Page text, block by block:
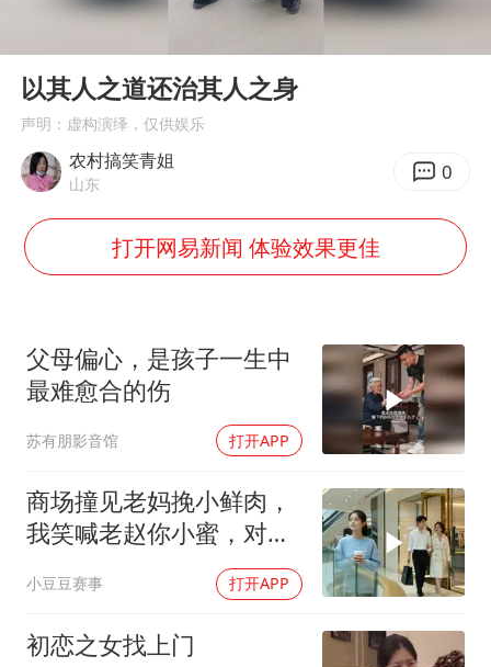
上海全力守护市民“菜篮子”
猫咪过火把节被抹成黑猫
云南一男子胃中取出180颗铁钉
曹颖儿子首次演长剧
总书记点赞的非遗苗绣焕发新生机
Play
以其人之道还治其人之身
声明：虚构演绎，仅供娱乐
农村搞笑青姐
山东 0
打开网易新闻 体验效果更佳
父母偏心，是孩子一生中
最难愈合的伤
苏有朋影音馆 打开APP
商场撞见老妈挽小鲜肉，
我笑喊老赵你小蜜，对方
小豆豆赛事 打开APP
初恋之女找上门